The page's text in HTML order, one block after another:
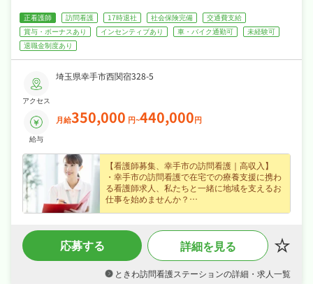
正看護師 訪問看護 17時退社 社会保険完備
交通費支給
賞与・ボーナスあり
インセンティブあり 車・バイク通勤可
未経験可
退職金制度あり
アクセス
埼玉県幸手市西関宿328-5
給与
月給350,000 円~440,000円
【看護師募集、幸手市の訪問看護｜高収入】
・幸手市の訪問看護で在宅での療養支援に携わ
る看護師求人、私たちと一緒に地域を支えるお
仕事を始めませんか？
昇給ありなど好待遇で、長期的に安定したキャ
リアを築けます☆
・4週8休・年間休日110日、夏季休暇・年末年
日勤のみでオンオフを切り替えて長く続けられ
応募する 詳細を見る
ときわ訪問看護ステーションの詳細・求人一覧